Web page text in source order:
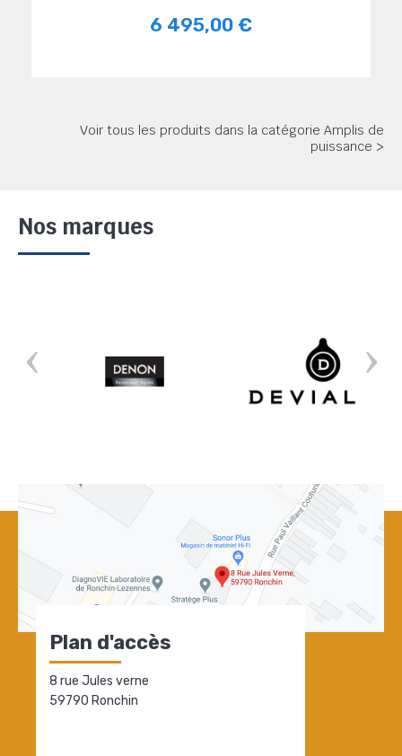
6 495,00 €
Voir tous les produits dans la catégorie Amplis de
puissance >
Nos marques
Plan d'accès
8 rue Jules verne
59790 Ronchin